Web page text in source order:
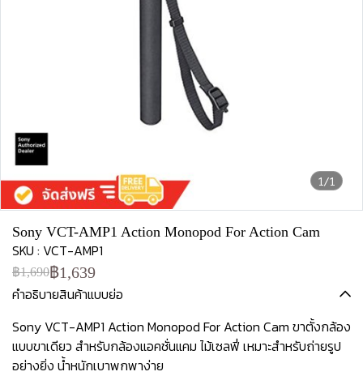
1/1
Sony VCT-AMP1 Action Monopod For Action Cam
SKU : VCT-AMP1
฿1,690฿1,639
คำอธิบายสินค้าแบบย่อ
Sony VCT-AMP1 Action Monopod For Action Cam ขาตั้งกล้อง
แบบขาเดียว สำหรับกล้องแอคชั่นแคม ไม้เซลฟี่ เหมาะสำหรับถ่ายรูป
อย่างยิ่ง น้ำหนักเบาพกพาง่าย